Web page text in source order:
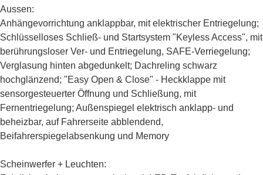
Aussen:
Anhängevorrichtung anklappbar, mit elektrischer Entriegelung;
Schlüsselloses Schließ- und Startsystem "Keyless Access", mit
berührungsloser Ver- und Entriegelung, SAFE-Verriegelung;
Verglasung hinten abgedunkelt; Dachreling schwarz
hochglänzend; "Easy Open & Close" - Heckklappe mit
sensorgesteuerter Öffnung und Schließung, mit
Fernentriegelung; Außenspiegel elektrisch anklapp- und
beheizbar, auf Fahrerseite abblendend,
Beifahrerspiegelabsenkung und Memory
Scheinwerfer + Leuchten: